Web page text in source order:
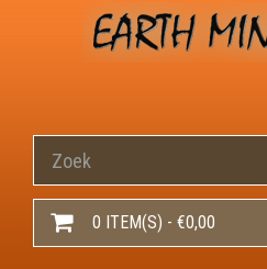
0 ITEM(S) - €0,00